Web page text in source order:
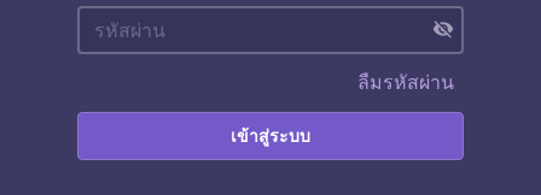
visibility_off
ลืมรหัสผ่าน
เข้าสู่ระบบ